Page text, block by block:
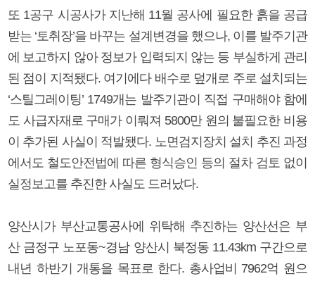
또 1공구 시공사가 지난해 11월 공사에 필요한 흙을 공급
받는 ‘토취장’을 바꾸는 설계변경을 했으나, 이를 발주기관
에 보고하지 않아 정보가 입력되지 않는 등 부실하게 관리
된 점이 지적됐다. 여기에다 배수로 덮개로 주로 설치되는
‘스틸그레이팅’ 1749개는 발주기관이 직접 구매해야 함에
도 사급자재로 구매가 이뤄져 5800만 원의 불필요한 비용
이 추가된 사실이 적발됐다. 노면검지장치 설치 추진 과정
에서도 철도안전법에 따른 형식승인 등의 절차 검토 없이
실정보고를 추진한 사실도 드러났다.
양산시가 부산교통공사에 위탁해 추진하는 양산선은 부
산 금정구 노포동~경남 양산시 북정동 11.43km 구간으로
내년 하반기 개통을 목표로 한다. 총사업비 7962억 원으